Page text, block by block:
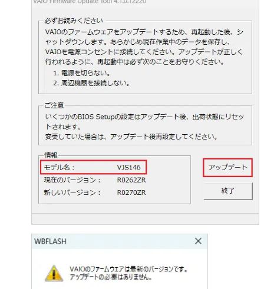
やGNU Lesser/Library General Public License (LGPL) に
れに限らない。）（以下「オープンソースソフトウェ
ア」とします）が含まれることがあります。
VAIOが開示するオープンソースソフトウェアのソースコ
ードは、https://vaio.com/opensource/またはその他VAIO
の指定するサイトをご確認ください。
オープンソースソフトウェアには、それぞれのオープン
ソースソフトウェアについて指定されているライセンス
条件が適用されます。
第4条（権利の制限）
お客さまは、許諾ソフトウェアに関しリバースエンジニ
アリング、逆アセンブル、逆コンパイル等のソースコー
ド解析作業を行ってはならないものとします。
各許諾ソフトウェアはそれぞれ1つの製品として、本製品
における使用を条件に許諾されています。お客さまは、
諾ソフトウェアの一部またはその構成部分を許諾ソフト
ウェアから分離して使用しないものとします。
三者の著作権等の権利を侵害する行為を行ってはならな
いものとします。